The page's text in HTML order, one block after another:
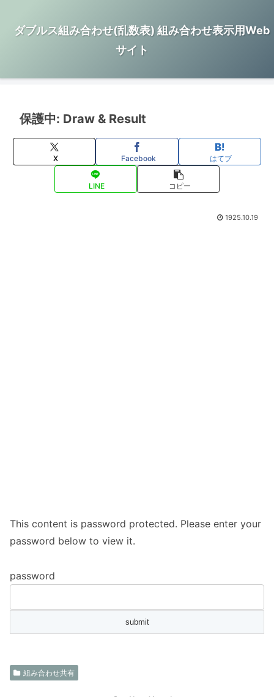
ダブルス組み合わせ(乱数表) 組み合わせ表示用Web
サイト
保護中: Draw & Result
X Facebook はてブ
LINE コピー
1925.10.19
This content is password protected. Please enter your
password below to view it.
password
組み合わせ共有